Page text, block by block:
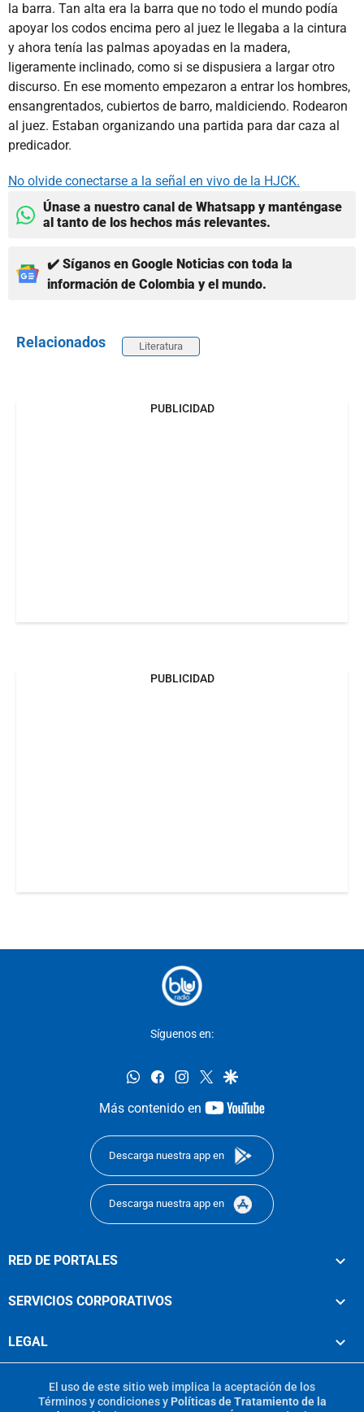
la barra. Tan alta era la barra que no todo el mundo podía
apoyar los codos encima pero al juez le llegaba a la cintura
y ahora tenía las palmas apoyadas en la madera,
ligeramente inclinado, como si se dispusiera a largar otro
discurso. En ese momento empezaron a entrar los hombres,
ensangrentados, cubiertos de barro, maldiciendo. Rodearon
al juez. Estaban organizando una partida para dar caza al
predicador.
No olvide conectarse a la señal en vivo de la HJCK.
Únase a nuestro canal de Whatsapp y manténgase
al tanto de los hechos más relevantes.
✔️ Síganos en Google Noticias con toda la
información de Colombia y el mundo.
Relacionados Literatura
PUBLICIDAD
PUBLICIDAD
Síguenos en:
whatsappfacebookinstagram
twittergoogle
Más contenido en
youtube-
Descarga nuestra app en
Descarga nuestra app en
RED DE PORTALES
SERVICIOS CORPORATIVOS
LEGAL
El uso de este sitio web implica la aceptación de los
Términos y condicionesy Políticas de Tratamiento de la